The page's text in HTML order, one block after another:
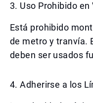
3. Uso Prohibido en
Está prohibido
de metro y tranvía.
deben ser usados
4. Adherirse a los